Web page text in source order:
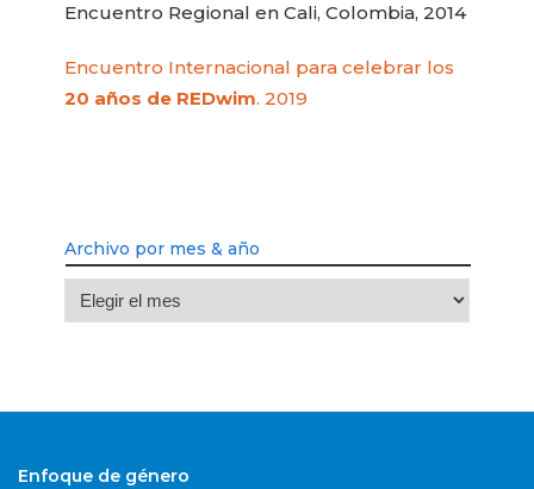
Encuentro Regional en Cali, Colombia, 2014
Encuentro Internacional para celebrar los
20 años de REDwim. 2019
Archivo por mes & año
Archivo
por
año
Enfoque de género